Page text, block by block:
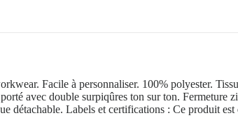
Facile à personnaliser. 100% polyester.
avec double surpiqûres ton sur ton. Fermeture
détachable. Labels et certifications : Ce produit